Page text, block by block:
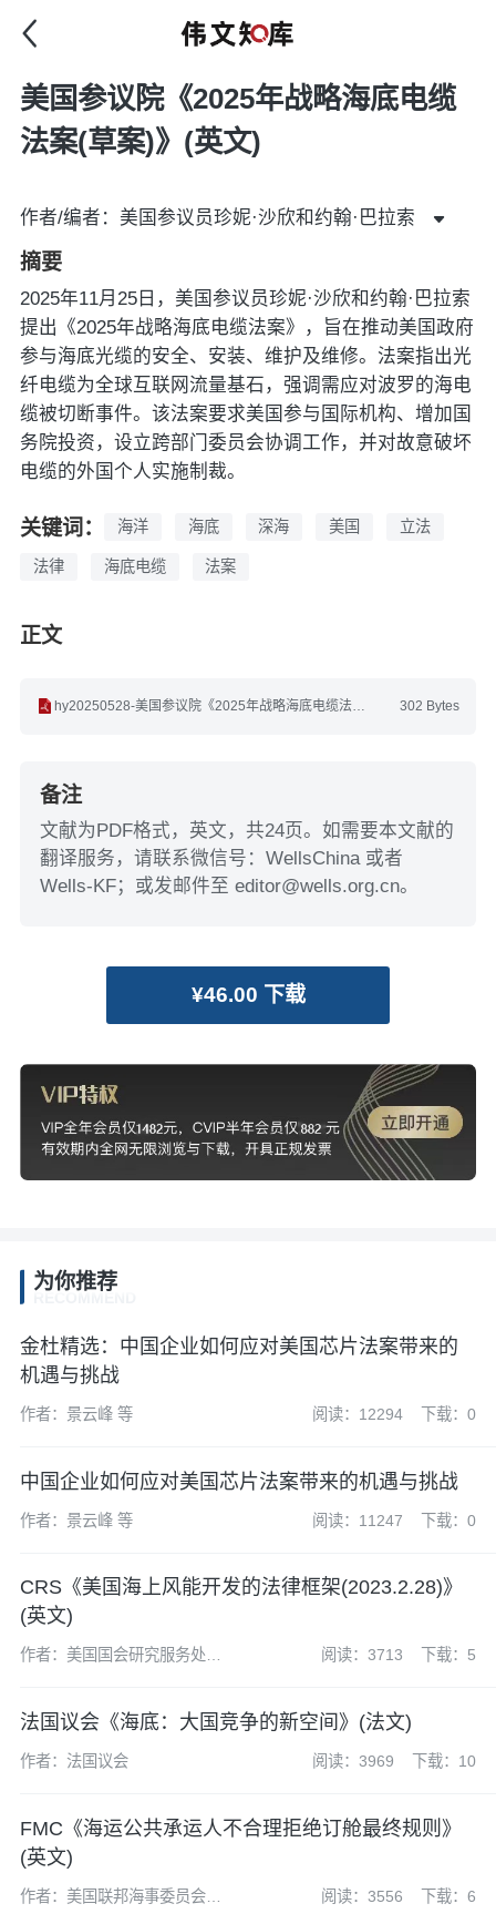
美国参议院《2025年战略海底电缆
法案(草案)》(英文)
作者/编者：美国参议员珍妮·沙欣和约翰·巴拉索
摘要
2025年11月25日，美国参议员珍妮·沙欣和约翰·巴拉索
提出《2025年战略海底电缆法案》，旨在推动美国政府
参与海底光缆的安全、安装、维护及维修。法案指出光
纤电缆为全球互联网流量基石，强调需应对波罗的海电
缆被切断事件。该法案要求美国参与国际机构、增加国
务院投资，设立跨部门委员会协调工作，并对故意破坏
电缆的外国个人实施制裁。
关键词： 海洋 海底 深海 美国 立法
法律 海底电缆 法案
正文
302 Bytes
hy20250528-美国参议院《2025年战略海底电缆法案(草案)》(英文).pdf
备注
文献为PDF格式，英文，共24页。如需要本文献的
翻译服务，请联系微信号：WellsChina 或者
Wells-KF；或发邮件至 editor@wells.org.cn。
¥46.00 下载
为你推荐
金杜精选：中国企业如何应对美国芯片法案带来的
机遇与挑战
作者：景云峰 等 阅读：12294 下载：0
中国企业如何应对美国芯片法案带来的机遇与挑战
作者：景云峰 等 阅读：11247 下载：0
CRS《美国海上风能开发的法律框架(2023.2.28)》
(英文)
作者：美国国会研究服务处
阅读：3713 下载：5
法国议会《海底：大国竞争的新空间》(法文)
作者：法国议会 阅读：3969 下载：10
FMC《海运公共承运人不合理拒绝订舱最终规则》
(英文)
作者：美国联邦海事委员会
阅读：3556 下载：6